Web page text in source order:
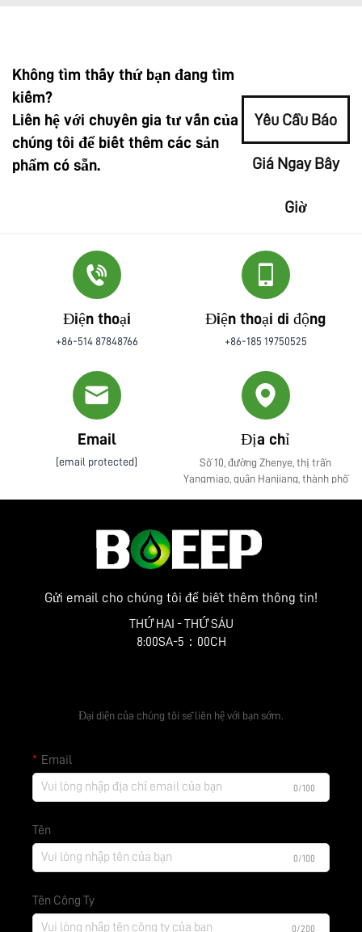
Không tìm thấy thứ bạn đang tìm
kiếm?
Liên hệ với chuyên gia tư vấn của
chúng tôi để biết thêm các sản
phẩm có sẵn.
Yêu Cầu Báo
Giá Ngay Bây
Giờ
Điện thoại
+86-514 87848766
Điện thoại di động
+86-185 19750525
Email
[email protected]
Địa chỉ
Số 10, đường Zhenye, thị trấn
Yangmiao, quận Hanjiang, thành phố
Gửi email cho chúng tôi để biết thêm thông tin!
THỨ HAI - THỨ SÁU
8:00SA-5：00CH
Đại diện của chúng tôi sẽ liên hệ với bạn sớm.
Email
0/100
Tên
0/100
Tên Công Ty
0/200